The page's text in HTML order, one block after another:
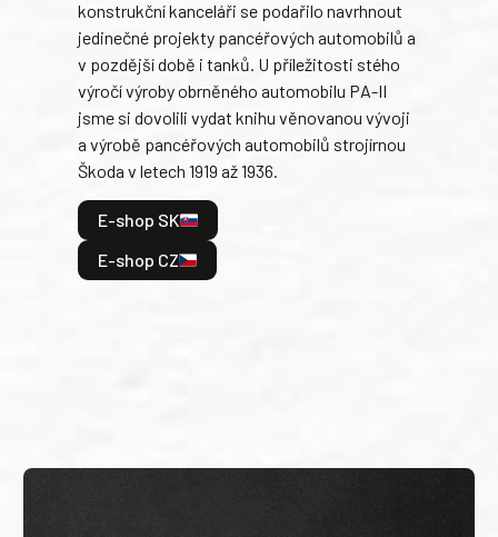
konstrukční kanceláři se podařilo navrhnout
jedinečné projekty pancéřových automobilů a
v pozdější době i tanků. U příležitosti stého
výročí výroby obrněného automobilu PA-II
jsme si dovolili vydat knihu věnovanou vývoji
a výrobě pancéřových automobilů strojírnou
Škoda v letech 1919 až 1936.
E-shop SK
E-shop CZ